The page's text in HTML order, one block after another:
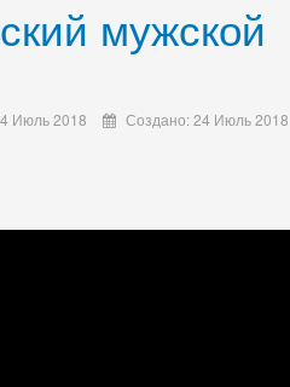
мужской
Июль 2018
Создано: 24 Июль 2018